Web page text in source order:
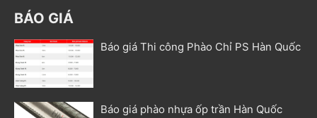
BÁO GIÁ
Báo giá Thi công Phào Chỉ PS Hàn Quốc
Báo giá phào nhựa ốp trần Hàn Quốc